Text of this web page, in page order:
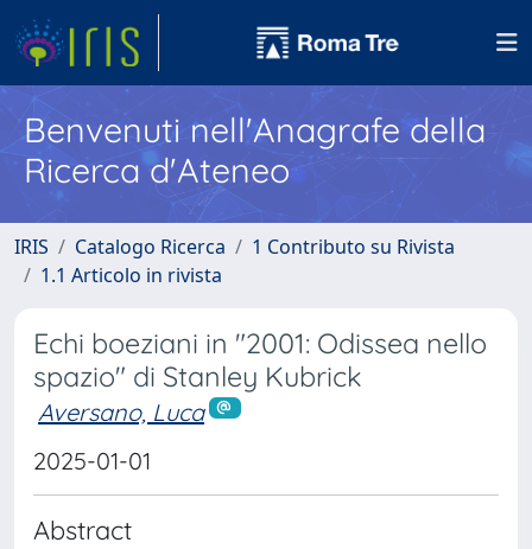
Benvenuti nell'Anagrafe della
Ricerca d'Ateneo
IRIS Catalogo Ricerca
1 Contributo su Rivista
1.1 Articolo in rivista
Echi boeziani in "2001: Odissea nello
spazio" di Stanley Kubrick
Aversano, Luca
2025-01-01
Abstract